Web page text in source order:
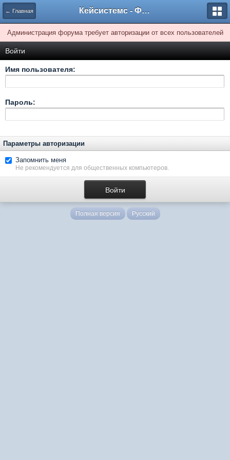
← Главная Кейсистемс - Форумы
Администрация форума требует авторизации от всех пользователей
Войти
Имя пользователя:
Пароль:
Параметры авторизации
Запомнить меня
Не рекомендуется для общественных компьютеров.
Полная версия Русский